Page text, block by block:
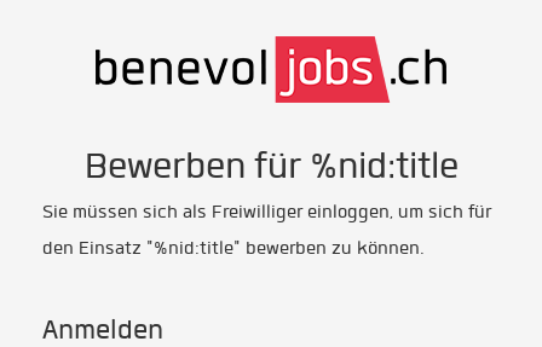
Bewerben für %nid:title
Sie müssen sich als Freiwilliger einloggen, um sich für
den Einsatz "%nid:title" bewerben zu können.
Anmelden